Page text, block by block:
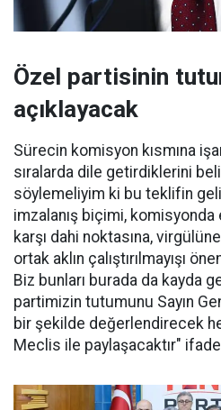
Özel partisinin
açıklayacak
Sürecin komisyon kısmına
sıralarda dile getirdiklerini
söylemeliyim ki bu teklifin
imzalanış biçimi,
karşı dahi noktasına,
ortak aklın çalıştırılmayışı
Biz bunları burada da kayda
partimizin tutumunu Sayın
bir şekilde değerlendirecek
Meclis ile paylaşacaktır"